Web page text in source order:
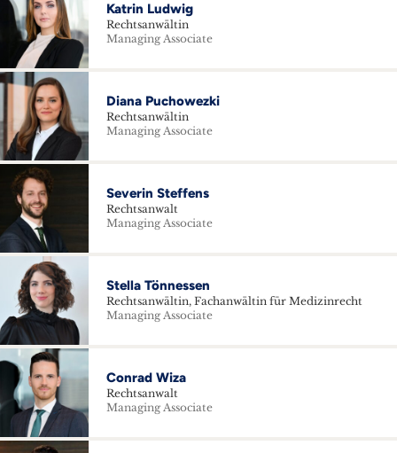
Katrin Ludwig
Rechtsanwältin
Managing Associate
Diana Puchowezki
Rechtsanwältin
Managing Associate
Severin Steffens
Rechtsanwalt
Managing Associate
Stella Tönnessen
Rechtsanwältin, Fachanwältin für Medizinrecht
Managing Associate
Conrad Wiza
Rechtsanwalt
Managing Associate